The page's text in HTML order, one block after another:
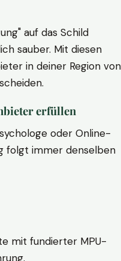
auf das Schild
sauber. Mit diesen
in deiner Region von
erfüllen
oder Online-
folgt immer denselben
mit fundierter MPU-